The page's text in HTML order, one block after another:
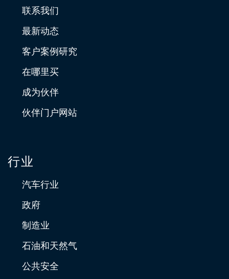
联系我们
最新动态
客户案例研究
在哪里买
成为伙伴
伙伴门户网站
行业
汽车行业
政府
制造业
石油和天然气
公共安全